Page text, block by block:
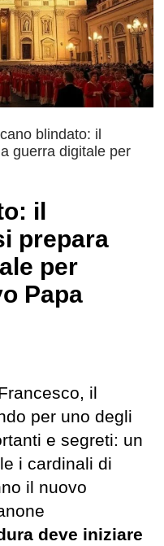
blindato: il
guerra digitale per
il
prepara
per
Papa
il
per uno degli
e segreti: un
i cardinali di
il nuovo
deve iniziare